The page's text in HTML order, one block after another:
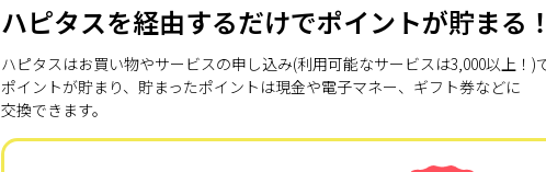
ハピタスを経由するだけでポイントが貯まる
ハピタスはお買い物やサービスの申し込み(利用可能なサービスは3,000以上！)
ポイントが貯まり、貯まったポイントは現金や電子マネー、ギフト券などに
交換できます。